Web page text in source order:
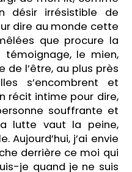
désir irrésistible de
dire au monde cette
que procure la
témoignage, le mien,
de l’être, au plus près
s’encombrent et
récit intime pour dire,
souffrante et
lutte vaut la peine,
Aujourd’hui, j’ai envie
derrière ce moi qui
je quand je ne suis